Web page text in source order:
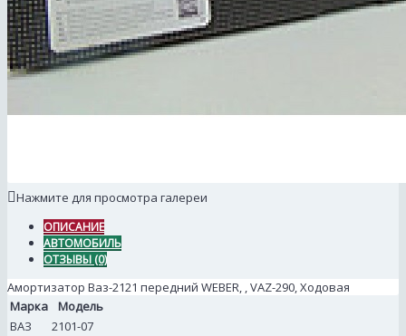
Нажмите для просмотра галереи
ОПИСАНИЕ
АВТОМОБИЛЬ
ОТЗЫВЫ (0)
Амортизатор Ваз-2121 передний WEBER, , VAZ-290, Ходовая
Марка
Модель
ВАЗ
2101-07